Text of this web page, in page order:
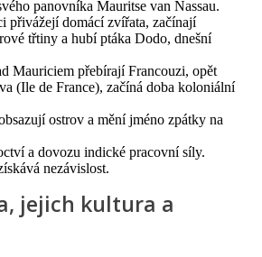
panovníka Mauritse van Nassau.
přivážejí domácí zvířata, začínají
třtiny a hubí ptáka Dodo, dnešní
Mauriciem přebírají Francouzi, opět
(Ile de France), začíná doba koloniální
ostrov a mění jméno zpátky na
a dovozu indické pracovní síly.
nezávislost.
jejich kultura a